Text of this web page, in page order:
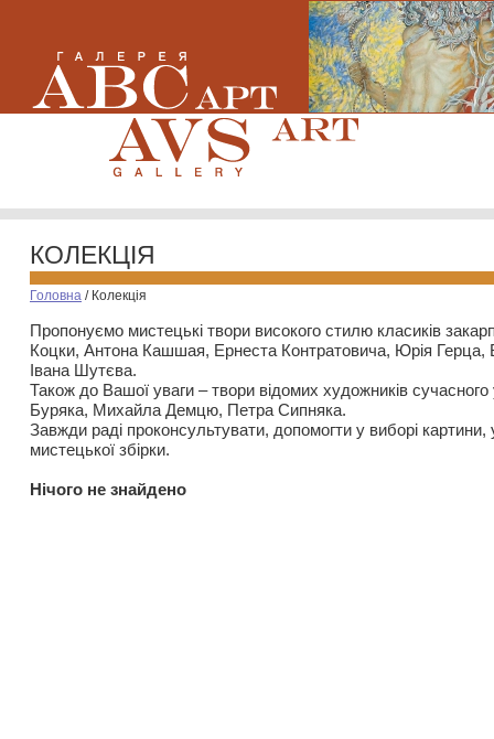
КОЛЕКЦІЯ
Головна / Колекція
Пропонуємо мистецькі твори високого стилю класиків
Коцки, Антона Кашшая, Ернеста Контратовича, Юрія
Івана Шутєва.
Також до Вашої уваги – твори відомих художників
Буряка, Михайла Демцю, Петра Сипняка.
Завжди раді проконсультувати, допомогти у виборі картини,
мистецької збірки.
Нiчого не знайдено